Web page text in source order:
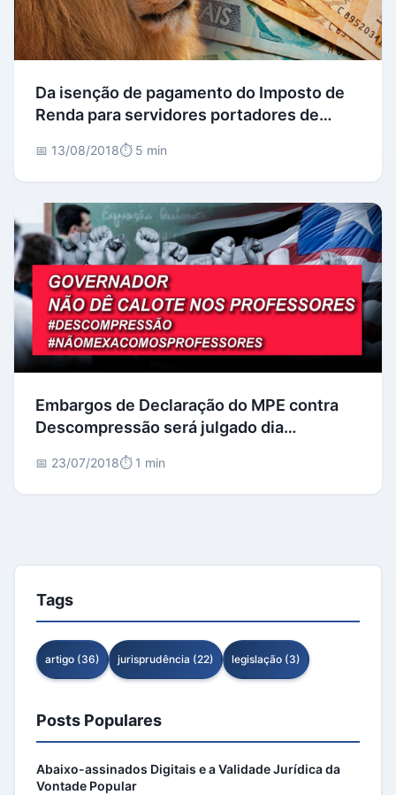
Da isenção de pagamento do Imposto de
Renda para servidores portadores de
📅 13/08/2018⏱️ 5 min
Embargos de Declaração do MPE contra
Descompressão será julgado dia
📅 23/07/2018⏱️ 1 min
Tags
artigo (36) jurisprudência (22) legislação (3)
Posts Populares
Abaixo-assinados Digitais e a Validade Jurídica da
Vontade Popular